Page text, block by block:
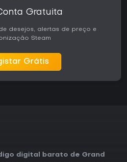
Gratuita
desejos, alertas de preço e
Steam
Grátis
digital barato de Grand